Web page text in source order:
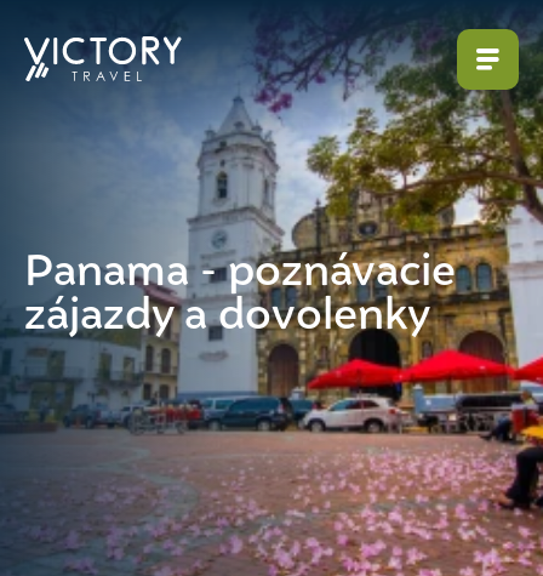
Panama - poznávacie
zájazdy a dovolenky